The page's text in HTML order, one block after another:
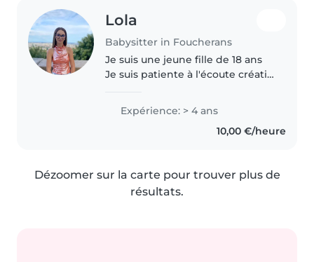
Lola
Babysitter in Foucherans
Je suis une jeune fille de 18 ans
Je suis patiente à l'écoute créatif
situation et chaque famille J'ai eu
la chance de grandir avec une
maman nourrice depuis..
Expérience: > 4 ans
10,00 €/heure
Dézoomer sur la carte pour trouver plus de
résultats.